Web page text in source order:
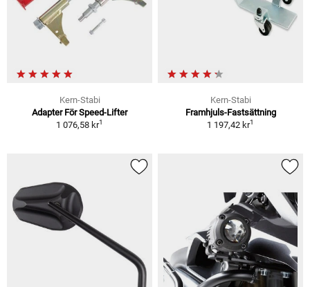
Kern-Stabi
Adapter För Speed-Lifter
1 076,58 kr1
Kern-Stabi
Framhjuls-Fastsättning
1 197,42 kr1